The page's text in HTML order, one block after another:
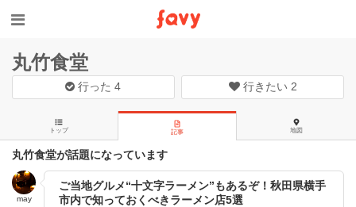
丸竹食堂
行った4 行きたい 2
トップ 記事 地図
丸竹食堂が話題になっています
may
ご当地グルメ“十文字ラーメン”もあるぞ！秋田県横手
市内で知っておくべきラーメン店5選